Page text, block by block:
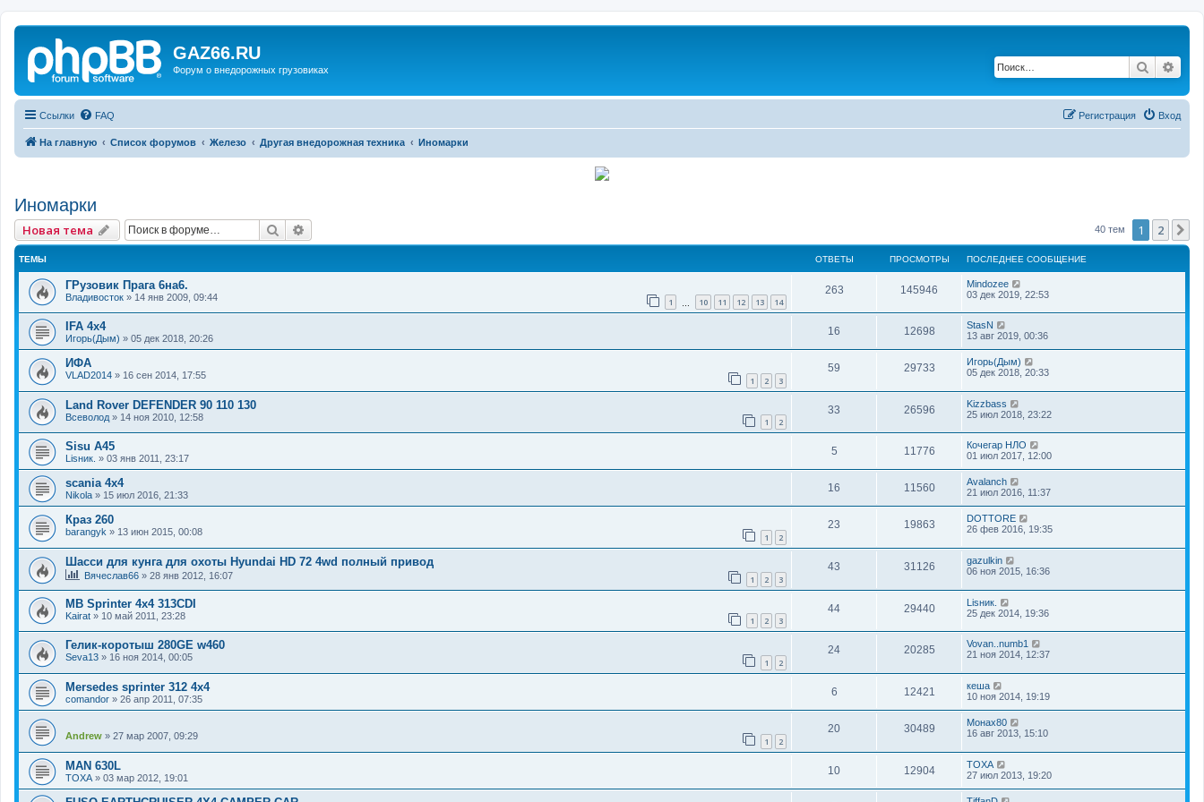
GAZ66.RU
Форум о внедорожных грузовиках Поиск
Ссылки FAQ Вход
Регистрация
На главную Список форумов Железо Другая внедорожная техника Иномарки
Иномарки
Новая тема Поиск 40 тем 1 2
ТЕМЫ ОТВЕТЫ ПРОСМОТРЫ ПОСЛЕДНЕЕ СООБЩЕНИЕ
ГРузовик Прага 6на6.
Владивосток » 14 янв 2009, 09:44 1 10 11 12 13 14
263 145946
Mindozee
03 дек 2019, 22:53
IFA 4x4
Игорь(Дым) » 05 дек 2018, 20:26
16 12698
StasN
13 авг 2019, 00:36
ИФА
VLAD2014 » 16 сен 2014, 17:55 1 2 3
59 29733
Игорь(Дым)
05 дек 2018, 20:33
Land Rover DEFENDER 90 110 130
Всеволод » 14 ноя 2010, 12:58 1 2
33 26596
Kizzbass
25 июл 2018, 23:22
Sisu A45
Lisник. » 03 янв 2011, 23:17
5 11776
Кочегар НЛО
01 июл 2017, 12:00
scania 4x4
Nikola » 15 июл 2016, 21:33
16 11560
Avalanch
21 июл 2016, 11:37
Краз 260
barangyk » 13 июн 2015, 00:08 1 2
23 19863
DOTTORE
26 фев 2016, 19:35
Шасси для кунга для охоты Hyundai HD 72 4wd полный привод
Вячеслав66 » 28 янв 2012, 16:07 1 2 3
43 31126
gazulkin
06 ноя 2015, 16:36
MB Sprinter 4x4 313CDI
Kairat » 10 май 2011, 23:28 1 2 3
44 29440
Lisник.
25 дек 2014, 19:36
Гелик-коротыш 280GE w460
Seva13 » 16 ноя 2014, 00:05 1 2
24 20285
Vovan..numb1
21 ноя 2014, 12:37
Mersedes sprinter 312 4x4
comandor » 26 апр 2011, 07:35
6 12421
кеша
10 ноя 2014, 19:19
Andrew » 27 мар 2007, 09:29 1 2
20 30489
Монах80
16 авг 2013, 15:10
MAN 630L
TOXA » 03 мар 2012, 19:01
10 12904
TOXA
27 июл 2013, 19:20